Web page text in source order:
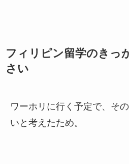
フィリピン留学のきっ
さい
ワーホリに行く予定で、そ
いと考えたため。